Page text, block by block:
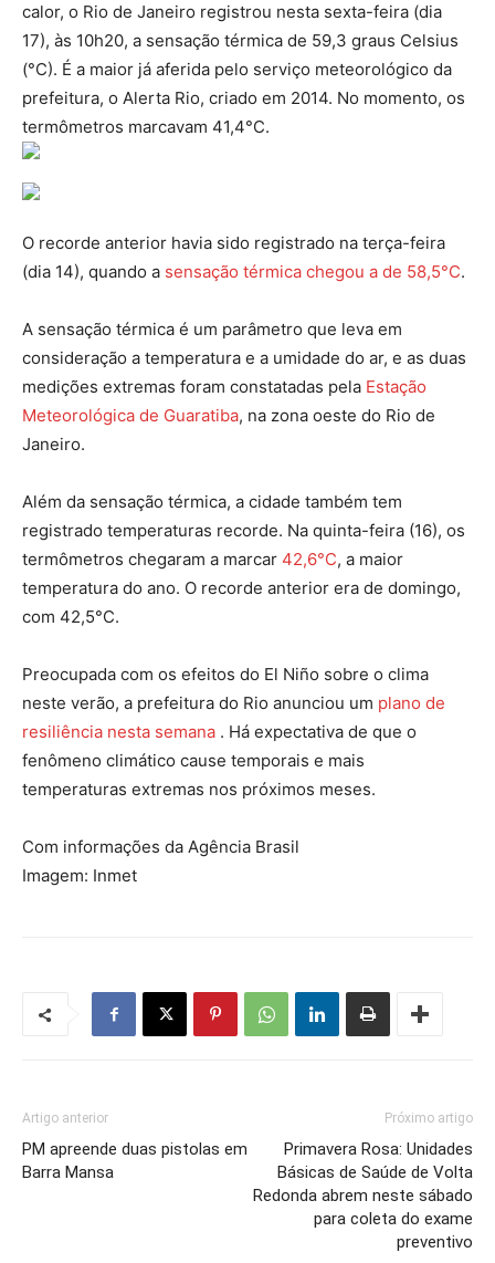
calor, o Rio de Janeiro registrou nesta sexta-feira (dia
17), às 10h20, a sensação térmica de 59,3 graus Celsius
(°C). É a maior já aferida pelo serviço meteorológico da
prefeitura, o Alerta Rio, criado em 2014. No momento, os
termômetros marcavam 41,4°C.
O recorde anterior havia sido registrado na terça-feira
(dia 14), quando a sensação térmica chegou a de 58,5°C.
A sensação térmica é um parâmetro que leva em
consideração a temperatura e a umidade do ar, e as duas
medições extremas foram constatadas pela Estação
Meteorológica de Guaratiba, na zona oeste do Rio de
Janeiro.
Além da sensação térmica, a cidade também tem
registrado temperaturas recorde. Na quinta-feira (16), os
termômetros chegaram a marcar 42,6°C, a maior
temperatura do ano. O recorde anterior era de domingo,
com 42,5°C.
Preocupada com os efeitos do El Niño sobre o clima
neste verão, a prefeitura do Rio anunciou um plano de
resiliência nesta semana . Há expectativa de que o
fenômeno climático cause temporais e mais
temperaturas extremas nos próximos meses.
Com informações da Agência Brasil
Imagem: Inmet
Artigo anterior
PM apreende duas pistolas em
Barra Mansa
Próximo artigo
Primavera Rosa: Unidades
Básicas de Saúde de Volta
Redonda abrem neste sábado
para coleta do exame
preventivo